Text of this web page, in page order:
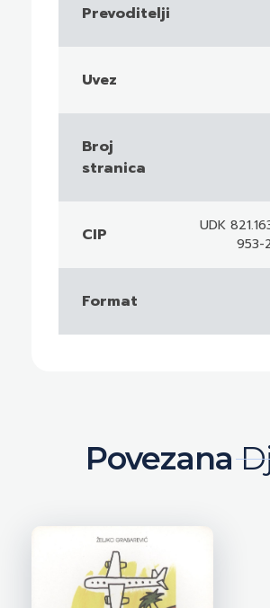
Prevoditelji
Uvez
Broj
stranica
CIP
UDK
953-
Format
Povezana